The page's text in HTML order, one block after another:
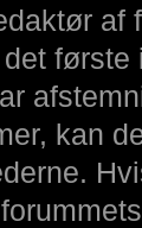
af
kan